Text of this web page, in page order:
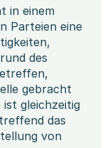
in einem
Parteien eine
des
gebracht
gleichzeitig
das
von